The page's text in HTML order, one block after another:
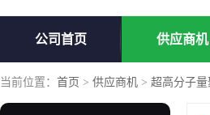
公司首页 供应商机
当前位置： 首页 > 供应商机 > 超高分子